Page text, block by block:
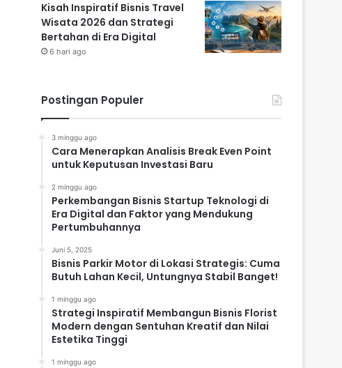
Kisah Inspiratif Bisnis Travel
Wisata 2026 dan Strategi
Bertahan di Era Digital
6 hari ago
Postingan Populer
3 minggu ago
Cara Menerapkan Analisis Break Even Point
untuk Keputusan Investasi Baru
2 minggu ago
Perkembangan Bisnis Startup Teknologi di
Era Digital dan Faktor yang Mendukung
Pertumbuhannya
Juni 5, 2025
Bisnis Parkir Motor di Lokasi Strategis: Cuma
Butuh Lahan Kecil, Untungnya Stabil Banget!
1 minggu ago
Strategi Inspiratif Membangun Bisnis Florist
Modern dengan Sentuhan Kreatif dan Nilai
Estetika Tinggi
1 minggu ago